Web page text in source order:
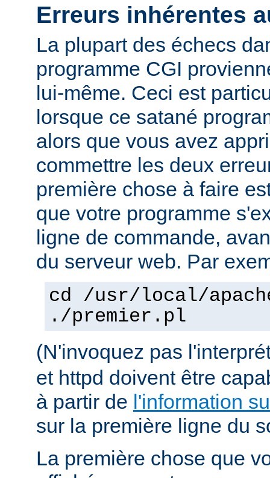
Erreurs inhérentes
La plupart des échecs
programme CGI
lui-même. Ceci est
lorsque ce satané
alors que vous avez
commettre les deux
première chose à faire
que votre programme
ligne de commande,
du serveur web. Par
cd /usr/local/
./premier.pl
(N'invoquez pas
et httpd doivent être
à partir de l'information
sur la première ligne du
La première chose que